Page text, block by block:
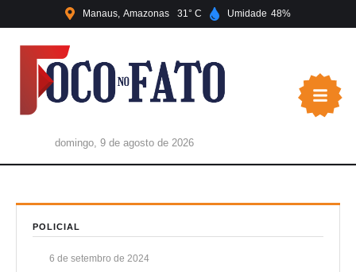
Manaus Amazonas 31 Umidade 48
domingo, 9 de agosto de 2026
POLICIAL
6 de setembro de 2024